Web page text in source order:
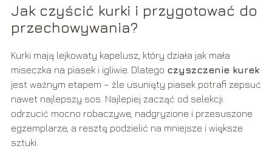
Jak czyścić kurki i przygotować do
przechowywania?
Kurki mają lejkowaty kapelusz, który działa jak mała
miseczka na piasek i igliwie. Dlatego czyszczenie kurek
jest ważnym etapem – źle usunięty piasek potrafi zepsuć
nawet najlepszy sos. Najlepiej zacząć od selekcji:
odrzucić mocno robaczywe, nadgryzione i przesuszone
egzemplarze, a resztę podzielić na mniejsze i większe
sztuki.